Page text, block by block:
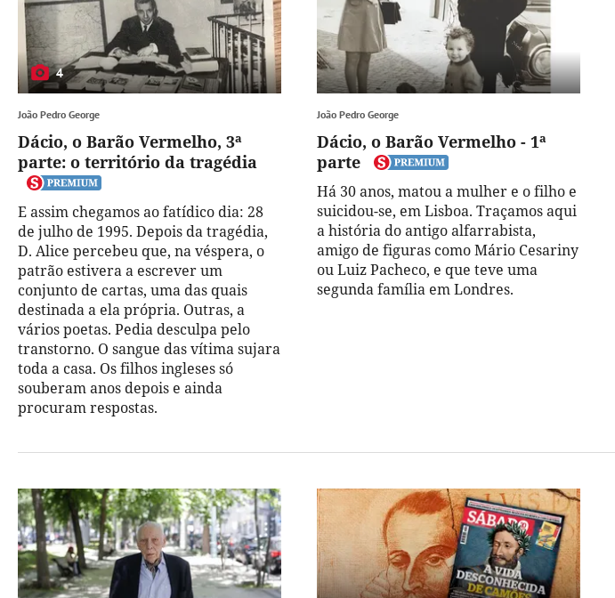
4
João Pedro George
Dácio, o Barão Vermelho, 3ª
parte: o território da tragédia
E assim chegamos ao fatídico dia: 28
de julho de 1995. Depois da tragédia,
D. Alice percebeu que, na véspera, o
patrão estivera a escrever um
conjunto de cartas, uma das quais
destinada a ela própria. Outras, a
vários poetas. Pedia desculpa pelo
transtorno. O sangue das vítima sujara
toda a casa. Os filhos ingleses só
souberam anos depois e ainda
procuram respostas.
João Pedro George
Dácio, o Barão Vermelho - 1ª
parte
Há 30 anos, matou a mulher e o filho e
suicidou-se, em Lisboa. Traçamos aqui
a história do antigo alfarrabista,
amigo de figuras como Mário Cesariny
ou Luiz Pacheco, e que teve uma
segunda família em Londres.